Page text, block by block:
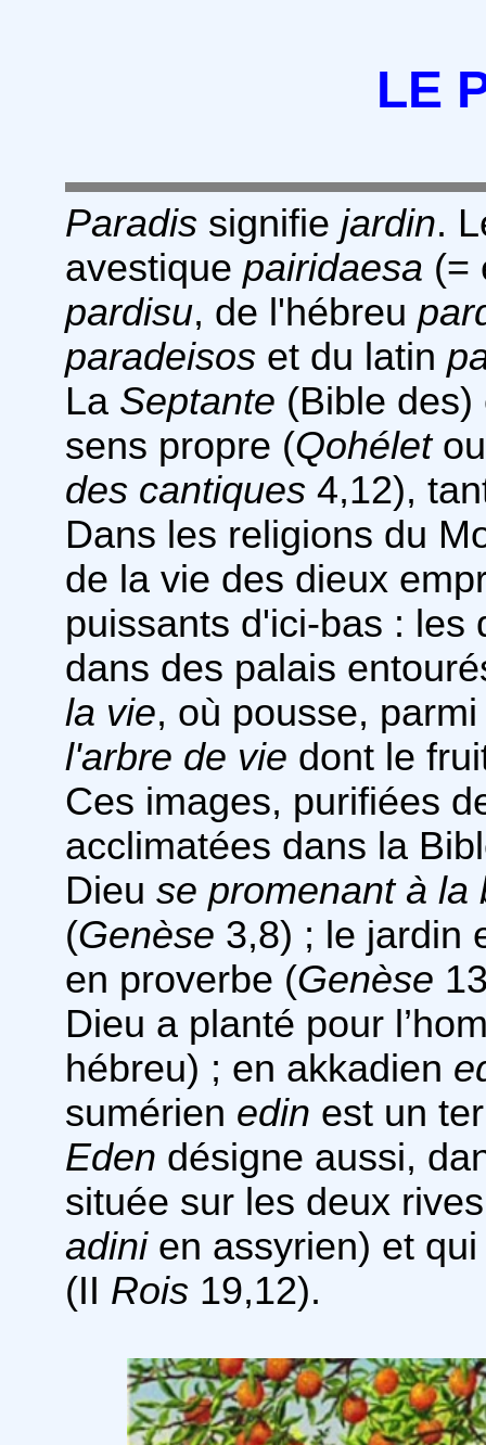
LE
Paradissignifie jardin.
avestique pairidaesa (=
pardisu, de l'hébreu
paradeisoset du latin
La Septante (Bible
sens propre (Qohélet
des cantiques4,12),
Dans les religions du
de la vie des dieux
puissants d'ici-bas : les
dans des palais
la vie, où pousse,
l'arbre de vie dont le
Ces images, purifiées
acclimatées dans la
Dieu se promenant à la
(Genèse 3,8) ; le jardin
en proverbe (Genèse
Dieu a planté pour
hébreu) ; en akkadien
sumérien edin est un
Eden désigne aussi,
située sur les deux
adinien assyrien) et qui
(II Rois19,12).